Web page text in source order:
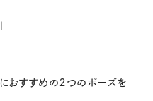
おすすめの２つのポーズを